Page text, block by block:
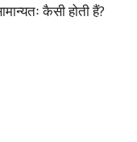
कैसी होती हैं?